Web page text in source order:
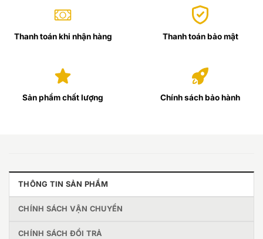
Thanh toán khi nhận hàng Thanh toán bảo mật
Sản phẩm chất lượng Chính sách bảo hành
THÔNG TIN SẢN PHẨM
CHÍNH SÁCH VẬN CHUYỂN
CHÍNH SÁCH ĐỔI TRẢ